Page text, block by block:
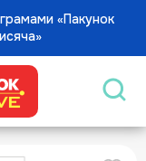
«Пакунок